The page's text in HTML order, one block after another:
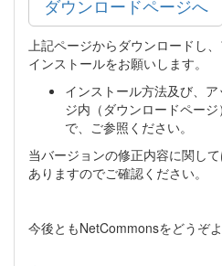
ダウンロードページへ
上記ページからダウンロードし
インストールをお願いします。
インストール方法及び、
ジ内（ダウンロードペー
で、ご参照ください。
当バージョンの修正内容に関して
ありますのでご確認ください。
今後ともNetCommonsをどうぞ